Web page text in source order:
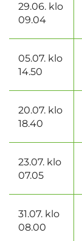
29.06. klo
09.04
05.07. klo
14.50
20.07. klo
18.40
23.07. klo
07.05
31.07. klo
08.00